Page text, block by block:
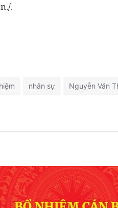
.
nhân sự Nguyễn Văn